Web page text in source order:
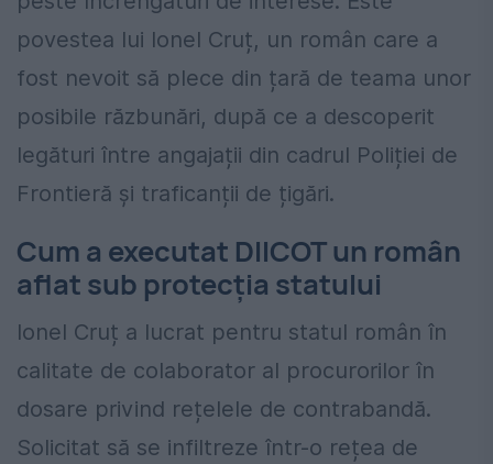
povestea lui Ionel Cruț, un român care a
fost nevoit să plece din țară de teama unor
posibile răzbunări, după ce a descoperit
legături între angajații din cadrul Poliției de
Frontieră și traficanții de țigări.
Cum a executat DIICOT un român
aflat sub protecția statului
Ionel Cruț a lucrat pentru statul român în
calitate de colaborator al procurorilor în
dosare privind rețelele de contrabandă.
Solicitat să se infiltreze într-o rețea de